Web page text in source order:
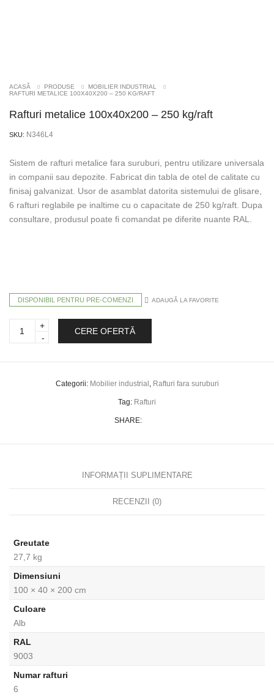
ACASĂ PRODUSE
MOBILIER INDUSTRIAL
RAFTURI METALICE 100X40X200 – 250 KG/RAFT
Rafturi metalice 100x40x200 – 250 kg/raft
SKU: N346L4
Sistem de rafturi metalice fara suruburi, pentru utilizare universala
in companii sau depozite. Fabricat din tabla de otel de calitate cu
finisaj galvanizat. Usor de asamblat datorita sistemului de glisare,
6 rafturi reglabile pe inaltime cu o capacitate de 250 kg/raft. Dupa
consultare, produsul poate fi comandat pe diferite nuante RAL.
DISPONIBIL PENTRU PRE-COMENZI
metalice
CERE OFERTĂ
ADAUGĂ LA FAVORITE
Categorii: Mobilier industrial , Rafturi fara suruburi
Tag: Rafturi
SHARE:
INFORMAȚII SUPLIMENTARE
RECENZII (0)
Greutate
27,7 kg
Dimensiuni
100 × 40 × 200 cm
Culoare
Alb
RAL
9003
Numar rafturi
6